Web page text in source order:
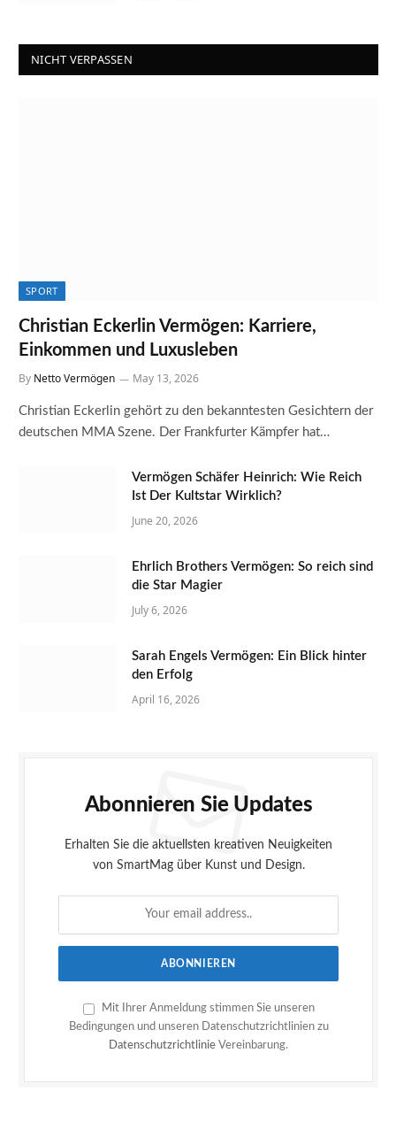
NICHT VERPASSEN
SPORT
Christian Eckerlin Vermögen: Karriere,
Einkommen und Luxusleben
By Netto Vermögen May 13, 2026
Christian Eckerlin gehört zu den bekanntesten Gesichtern der
deutschen MMA Szene. Der Frankfurter Kämpfer hat…
Vermögen Schäfer Heinrich: Wie Reich
Ist Der Kultstar Wirklich?
June 20, 2026
Ehrlich Brothers Vermögen: So reich sind
die Star Magier
July 6, 2026
Sarah Engels Vermögen: Ein Blick hinter
den Erfolg
April 16, 2026
Abonnieren Sie Updates
Erhalten Sie die aktuellsten kreativen Neuigkeiten
von SmartMag über Kunst und Design.
Mit Ihrer Anmeldung stimmen Sie unseren
Bedingungen und unseren Datenschutzrichtlinien zu
Datenschutzrichtlinie Vereinbarung.